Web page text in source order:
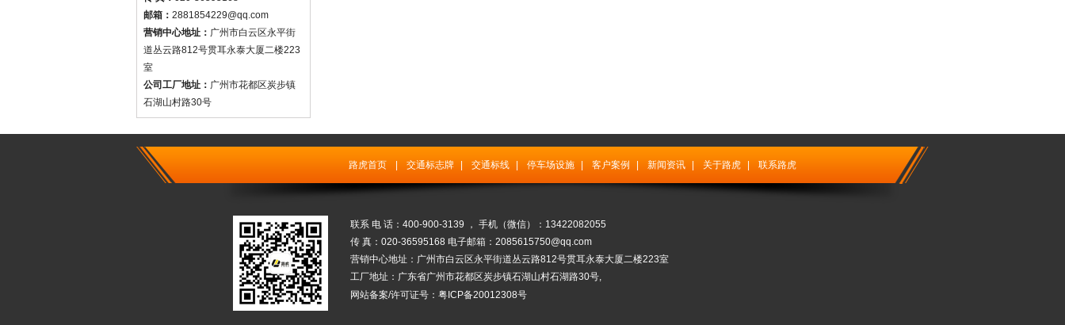
邮箱： 2881854229@qq.com
营销中心地址： 广州市白云区永平街
道丛云路812号贯耳永泰大厦二楼223
室
公司工厂地址： 广州市花都区炭步镇
石湖山村路30号
路虎首页 交通标志牌 交通标线 停车场设施 客户案例 新闻资讯 关于路虎 联系路虎
联系 电 话：400-900-3139 ， 手机（微信）：13422082055
传 真：020-36595168 电子邮箱：2085615750@qq.com
营销中心地址：广州市白云区永平街道丛云路812号贯耳永泰大厦二楼223室
工厂地址：广东省广州市花都区炭步镇石湖山村石湖路30号,
网站备案/许可证号：粤ICP备20012308号